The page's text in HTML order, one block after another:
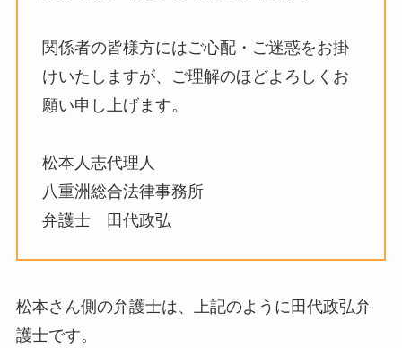
関係者の皆様方にはご心配・ご迷惑をお掛
けいたしますが、ご理解のほどよろしくお
願い申し上げます。
松本人志代理人
八重洲総合法律事務所
弁護士 田代政弘
松本さん側の弁護士は、上記のように田代政弘弁
護士です。